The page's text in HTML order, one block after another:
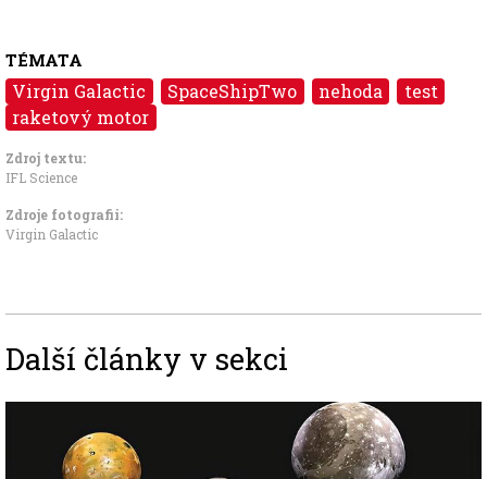
TÉMATA
Virgin Galactic SpaceShipTwo nehoda
test
raketový motor
Zdroj textu:
IFL Science
Zdroje fotografii:
Virgin Galactic
Další články v sekci